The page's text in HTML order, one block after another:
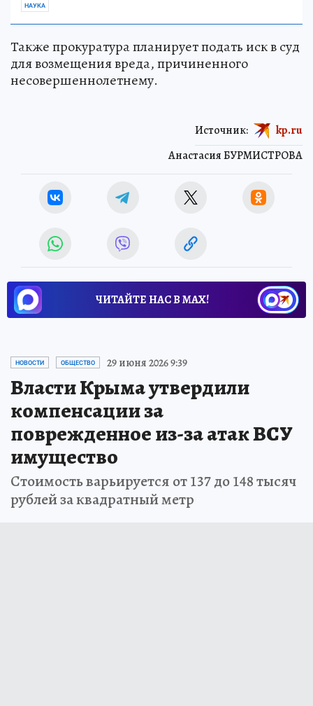
НАУКА
Также прокуратура планирует подать иск в суд
для возмещения вреда, причиненного
несовершеннолетнему.
Анастасия БУРМИСТРОВА
Источник: kp.ru
ЧИТАЙТЕ НАС В МАХ!
НОВОСТИ ОБЩЕСТВО 29 июня 2026 9:39
Власти Крыма утвердили
компенсации за
поврежденное из-за атак ВСУ
имущество
Стоимость варьируется от 137 до 148 тысяч
рублей за квадратный метр